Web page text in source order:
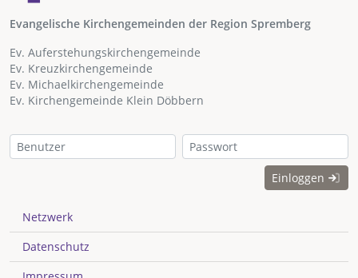
Evangelische Kirchengemeinden der Region Spremberg
Ev. Auferstehungskirchengemeinde
Ev. Kreuzkirchengemeinde
Ev. Michaelkirchengemeinde
Ev. Kirchengemeinde Klein Döbbern
Einloggen
Netzwerk
Datenschutz